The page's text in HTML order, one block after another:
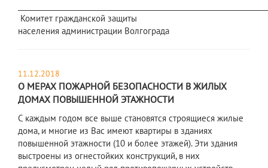
Комитет гражданской защиты
населения администрации Волгограда
11.12.2018
О МЕРАХ ПОЖАРНОЙ БЕЗОПАСНОСТИ В ЖИЛЫХ
ДОМАХ ПОВЫШЕННОЙ ЭТАЖНОСТИ
С каждым годом все выше становятся строящиеся жилые
дома, и многие из Вас имеют квартиры в зданиях
повышенной этажности (10 и более этажей). Эти здания
выстроены из огнестойких конструкций, в них